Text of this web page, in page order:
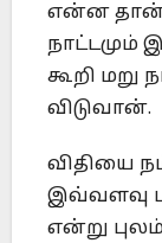
என்ன
நாட்டமும்
கூறி மறு
விடுவான்.
விதியை
இவ்வளவு
என்று